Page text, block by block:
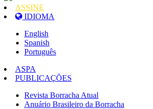
ASSINE
IDIOMA
English
Spanish
Português
ASPA
PUBLICAÇÕES
Revista Borracha Atual
Anuário Brasileiro da Borracha